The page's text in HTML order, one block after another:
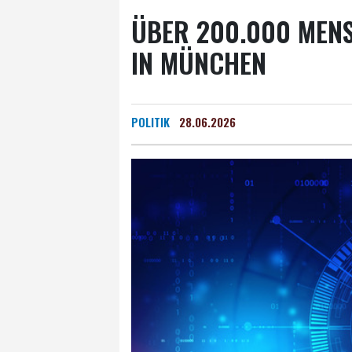
ÜBER 200.000
IN MÜNCHEN
POLITIK 28.06.2026